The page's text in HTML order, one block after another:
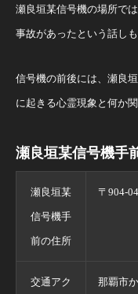
瀬良垣某信号機の場所で
事故があったという話しも
信号機の前後には、瀬良
に起きる心霊現象と何か
瀬良垣某信号機手
瀬良垣某
信号機手
前の住所
〒904-
交通アク 那覇市